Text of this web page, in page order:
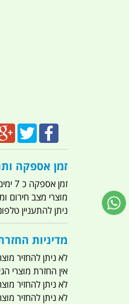
זמן אספקה
זמן אספקה כ 7 ימים לא כולל שבתות חגים ארועים חריגים מלחמות מגפה מתקפת טרור מתקפת מחשבים
מוצרי מצב חירום
ניתן להתעניין טלפונית
מדיניות
לא ניתן להחזיר
אין החזרת מוצרי
לא ניתן להחזיר
לא ניתן להחזיר